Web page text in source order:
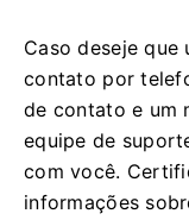
Caso deseje que
contato por
de contato e um
equipe de
com você.
informações